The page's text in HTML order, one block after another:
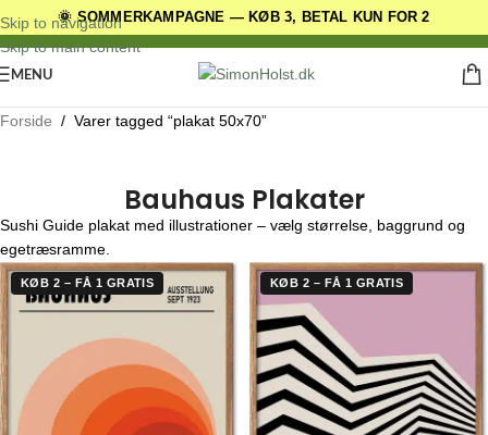
🌞 SOMMERKAMPAGNE — KØB 3, BETAL KUN FOR 2
Skip to navigation
Skip to main content
DANSKE ORIGINALE DESIGNS
MENU
Forside / Varer tagged “plakat 50x70”
Bauhaus Plakater
Sushi Guide plakat med illustrationer – vælg størrelse, baggrund og
egetræsramme.
KØB 2 – FÅ 1 GRATIS KØB 2 – FÅ 1 GRATIS